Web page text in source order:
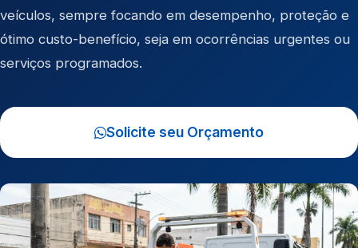
veículos, sempre focando em desempenho, proteção e
ótimo custo-benefício, seja em ocorrências urgentes ou
serviços programados.
Solicite seu Orçamento